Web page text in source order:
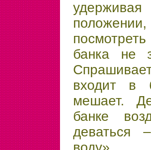
положении,
банка не
входит в
мешает.
банке
деваться